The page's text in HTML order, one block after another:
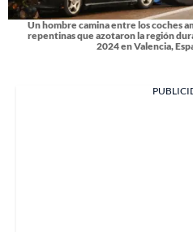
Un hombre camina entre los coches
repentinas que azotaron la región
2024 en Valencia,